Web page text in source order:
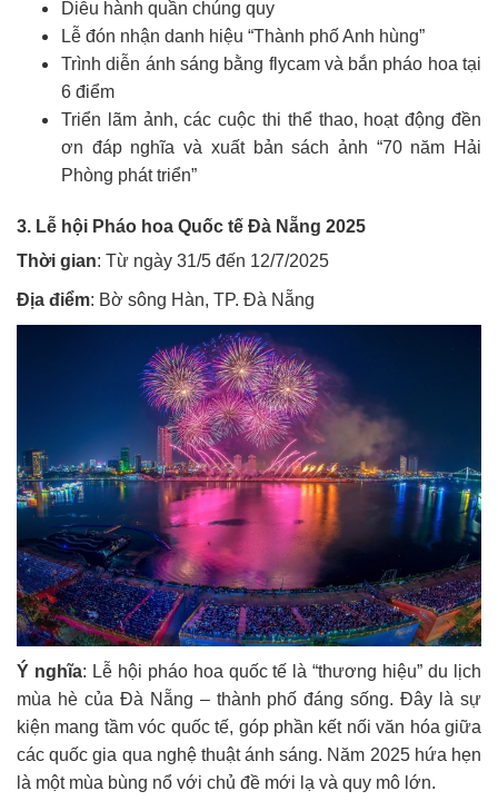
Diễu hành quần chúng quy
Lễ đón nhận danh hiệu “Thành phố Anh hùng”
Trình diễn ánh sáng bằng flycam và bắn pháo hoa tại
6 điểm
Triển lãm ảnh, các cuộc thi thể thao, hoạt động đền
ơn đáp nghĩa và xuất bản sách ảnh “70 năm Hải
Phòng phát triển”
3. Lễ hội Pháo hoa Quốc tế Đà Nẵng 2025
Thời gian: Từ ngày 31/5 đến 12/7/2025
Địa điểm: Bờ sông Hàn, TP. Đà Nẵng
Ý nghĩa: Lễ hội pháo hoa quốc tế là “thương hiệu” du lịch
mùa hè của Đà Nẵng – thành phố đáng sống. Đây là sự
kiện mang tầm vóc quốc tế, góp phần kết nối văn hóa giữa
các quốc gia qua nghệ thuật ánh sáng. Năm 2025 hứa hẹn
là một mùa bùng nổ với chủ đề mới lạ và quy mô lớn.